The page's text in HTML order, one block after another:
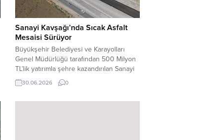
Sanayi Kavşağı’nda Sıcak Asfalt
Mesaisi Sürüyor
Büyükşehir Belediyesi ve Karayolları
Genel Müdürlüğü tarafından 500 Milyon
TL’lik yatırımla şehre kazandırılan Sanayi
Kavşağı’nda sıcak asfalt mesaisi hız
kesmeden devam ediyor.
30.06.2026 0